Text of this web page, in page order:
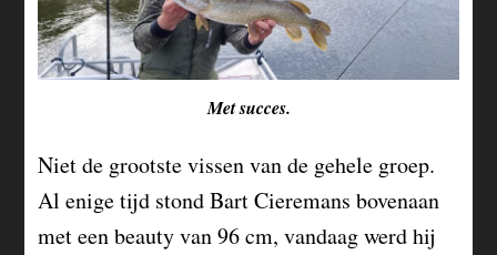
Met succes.
Niet de grootste vissen van de gehele groep.
Al enige tijd stond Bart Cieremans bovenaan
met een beauty van 96 cm, vandaag werd hij